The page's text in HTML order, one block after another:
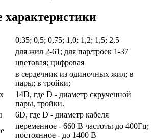
характеристики
0,35; 0,5; 0,75; 1,0; 1,2; 1,5; 2,5
для жил 2-61; для пар/троек 1-37
цветовая; цифровая
в сердечник из одиночных жил; в
пары; в тройки;
14D, где D - диаметр скрученной
пары, тройки.
6D, где D - диаметр кабеля
переменное - 660 В частоты до 400Гц;
постоянное - до 1400 В